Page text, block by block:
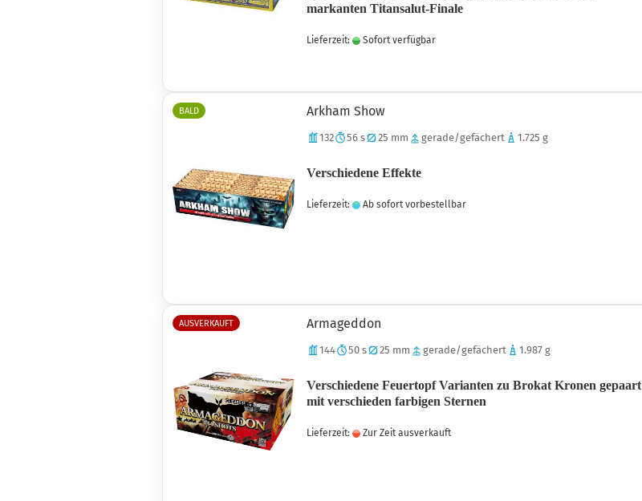
markanten Titansalut-Finale
Lieferzeit: Sofort verfügbar
BALD Arkham Show
132 56 s 25 mm gerade/gefächert 1.725 g
Verschiedene Effekte
Lieferzeit: Ab sofort vorbestellbar
AUSVERKAUFT Armageddon
144 50 s 25 mm gerade/gefächert 1.987 g
Verschiedene Feuertopf Varianten zu Brokat Kronen gepaart
mit verschieden farbigen Sternen
Lieferzeit: Zur Zeit ausverkauft